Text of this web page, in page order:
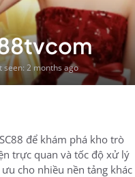
seen: 2 months ago
để khám phá kho trò
trực quan và tốc độ xử lý
cho nhiều nền tảng khác